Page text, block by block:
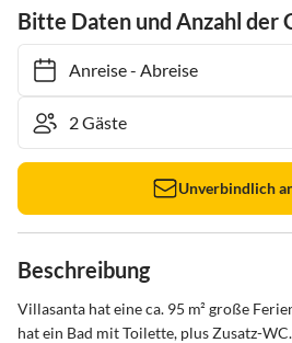
Bitte Daten und Anzahl der
Anreise- Abreise
Unverbindlich
Beschreibung
Villasanta hat eine ca. 95 m² große
hat ein Bad mit Toilette, plus Zusatz-WC.